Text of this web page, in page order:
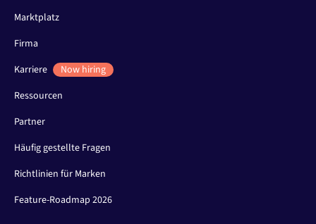
Marktplatz
Firma
Karriere
Now hiring
Ressourcen
Partner
Häufig gestellte Fragen
Richtlinien für Marken
Feature-Roadmap 2026